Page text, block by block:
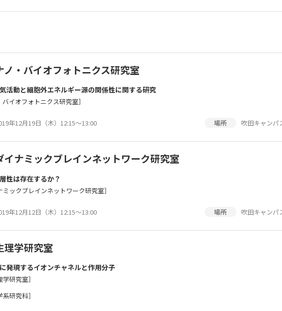
ノ・バイオフォトニクス研究室
活動と細胞外エネルギー源の関係性に関する研究
イオフォトニクス研究室］
年12月19日（木）12:15～13:00 場所 吹田キャンパ
イナミックブレインネットワーク研究室
性は存在するか？
ックブレインネットワーク研究室］
年12月12日（木）12:15～13:00 場所 吹田キャンパ
理学研究室
発現するイオンチャネルと作用分子
研究室］
研究科］